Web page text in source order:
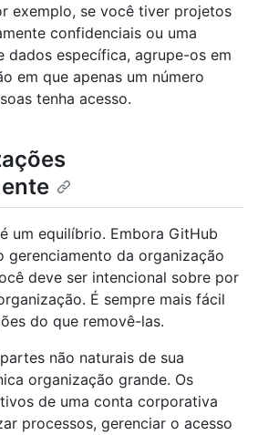
exemplo, se você tiver projetos
confidenciais ou uma
dados específica, agrupe-os em
em que apenas um número
tenha acesso.
um equilíbrio. Embora GitHub
gerenciamento da organização
deve ser intencional sobre por
É sempre mais fácil
do que removê-las.
não naturais de sua
organização grande. Os
de uma conta corporativa
processos, gerenciar o acesso